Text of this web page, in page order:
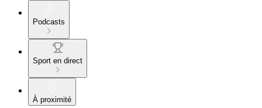
Podcasts
Sport en direct
À proximité